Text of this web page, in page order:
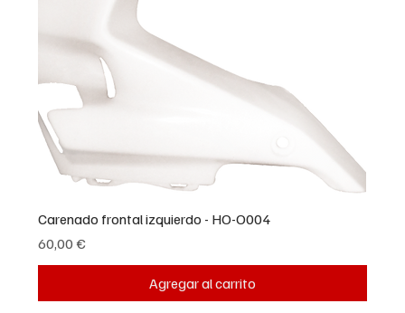
Carenado frontal izquierdo - HO-O004
Precio
60,00 €
Agregar al carrito